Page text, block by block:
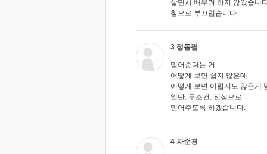
살면서 배우려 하지 않았습니
참으로 부끄럽습니다.
3 정동필
믿어준다는 거
어떻게 보면 쉽지 않은데
어떻게 보면 어렵지도 않은게
일단, 무조건, 진심으로
믿어주도록 하겠습니다.
4 차준경